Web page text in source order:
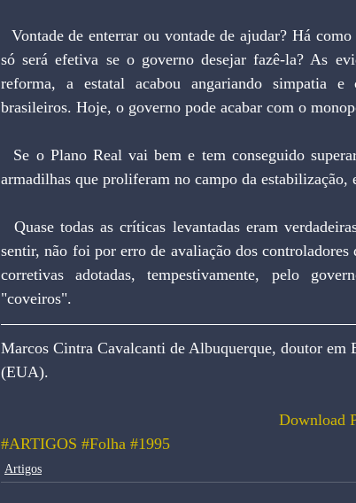
só será efetiva se o governo desejar fazê-la? As
reforma, a estatal acabou angariando simpatia
brasileiros. Hoje, o governo pode acabar com o
armadilhas que proliferam no campo da
sentir, não foi por erro de avaliação dos
corretivas adotadas, tempestivamente, pelo
"coveiros".
Marcos Cintra Cavalcanti de Albuquerque, doutor em
(EUA).
Download
#ARTIGOS #Folha #1995
Artigos